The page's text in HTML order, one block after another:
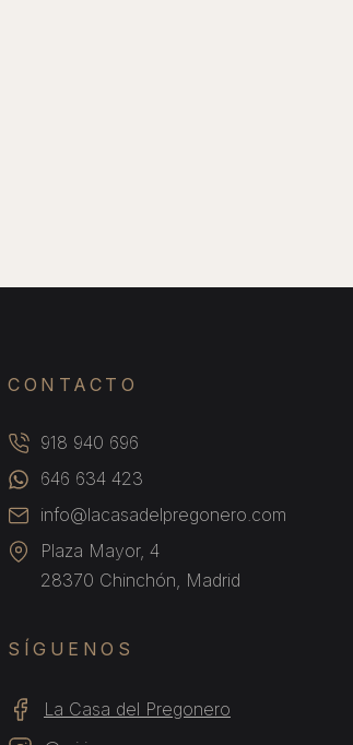
CONTACTO
918 940 696
646 634 423
info@lacasadelpregonero.com
Plaza Mayor, 4
28370 Chinchón, Madrid
SÍGUENOS
La Casa del Pregonero